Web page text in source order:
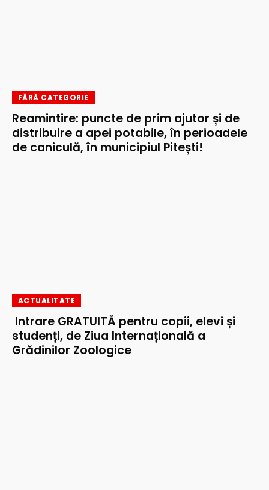
FĂRĂ CATEGORIE
Reamintire: puncte de prim ajutor și de
distribuire a apei potabile, în perioadele
de caniculă, în municipiul Pitești!
ACTUALITATE
Intrare GRATUITĂ pentru copii, elevi și
studenți, de Ziua Internațională a
Grădinilor Zoologice